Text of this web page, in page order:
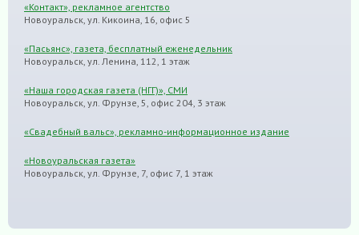
«Контакт», рекламное агентство
Новоуральск, ул. Кикоина, 16, офис 5
«Пасьянс», газета, бесплатный еженедельник
Новоуральск, ул. Ленина, 112, 1 этаж
«Наша городская газета (НГГ)», СМИ
Новоуральск, ул. Фрунзе, 5, офис 204, 3 этаж
«Свадебный вальс», рекламно-информационное издание
«Новоуральская газета»
Новоуральск, ул. Фрунзе, 7, офис 7, 1 этаж